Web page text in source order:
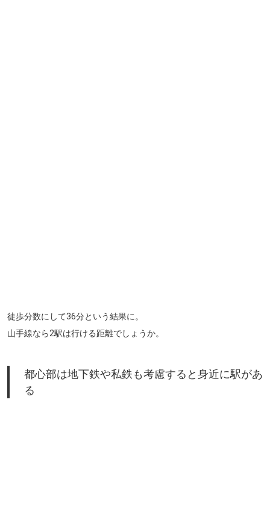
徒歩分数にして36分という結果に。
山手線なら2駅は行ける距離でしょうか。
都心部は地下鉄や私鉄も考慮すると身近に駅があ
る